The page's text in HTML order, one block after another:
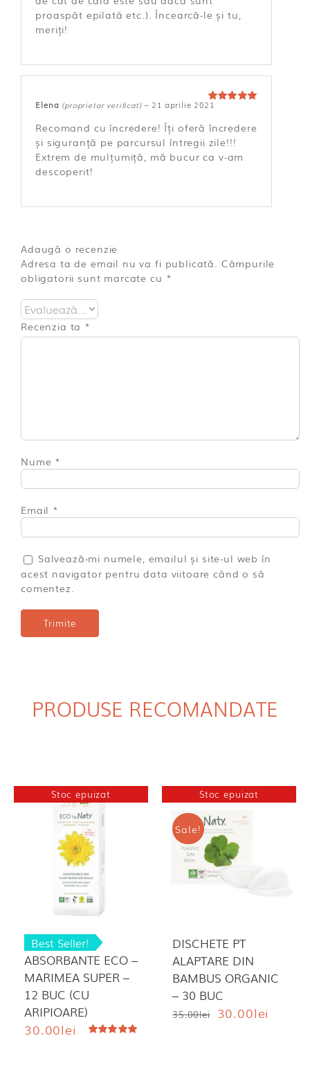
proaspăt epilată etc.). Încearcă-le și tu,
meriți!
Evaluat la
Elena (proprietar verificat) – 21 aprilie 2021
Recomand cu încredere! Îți oferă încredere
și siguranță pe parcursul întregii zile!!!
Extrem de mulțumiță, mă bucur ca v-am
descoperit!
Adaugă o recenzie
Adresa ta de email nu va fi publicată. Câmpurile
obligatorii sunt marcate cu *
Recenzia ta *
Nume *
Email *
Salvează-mi numele, emailul și site-ul web în
acest navigator pentru data viitoare când o să
comentez.
PRODUSE RECOMANDATE
Stoc epuizat
Best Seller!
ABSORBANTE ECO –
MARIMEA SUPER –
12 BUC (CU
ARIPIOARE)
30.00lei
Stoc epuizat
Sale!
DISCHETE PT
ALAPTARE DIN
BAMBUS ORGANIC
– 30 BUC
35.00lei Prețul
30.00lei